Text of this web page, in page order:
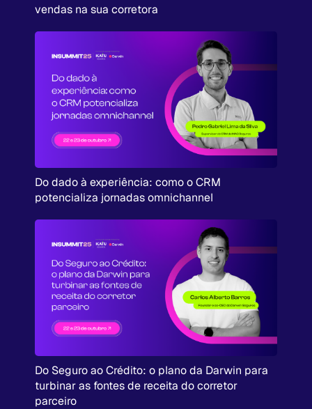
vendas na sua corretora
Do dado à experiência: como o CRM
potencializa jornadas omnichannel
Do Seguro ao Crédito: o plano da Darwin para
turbinar as fontes de receita do corretor
parceiro